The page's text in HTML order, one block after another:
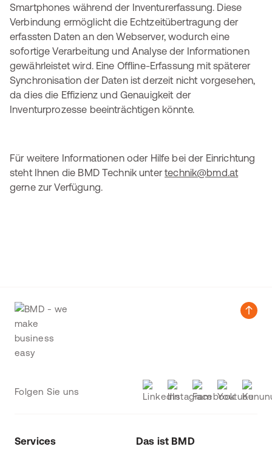
Smartphones während der Inventurerfassung. Diese
Verbindung ermöglicht die Echtzeitübertragung der
erfassten Daten an den Webserver, wodurch eine
sofortige Verarbeitung und Analyse der Informationen
gewährleistet wird. Eine Offline-Erfassung mit späterer
Synchronisation der Daten ist derzeit nicht vorgesehen,
da dies die Effizienz und Genauigkeit der
Inventurprozesse beeinträchtigen könnte.
Für weitere Informationen oder Hilfe bei der Einrichtung
steht Ihnen die BMD Technik untertechnik@bmd.at
gerne zur Verfügung.
Folgen Sie uns
Services
Das ist BMD